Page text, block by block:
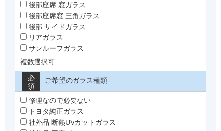
後部座席 窓ガラス
後部座席窓 三角ガラス
後部 サイドガラス
リアガラス
サンルーフガラス
複数選択可
ご希望のガラス種類
必
須
修理なので必要ない
トヨタ純正ガラス
社外品 断熱UVカットガラス